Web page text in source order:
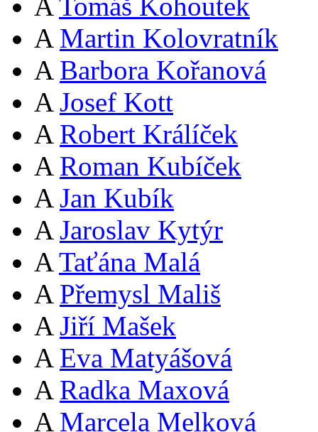
A Tomáš Kohoutek
A Martin Kolovratník
A Barbora Kořanová
A Josef Kott
A Robert Králíček
A Roman Kubíček
A Jan Kubík
A Jaroslav Kytýr
A Taťána Malá
A Přemysl Mališ
A Jiří Mašek
A Eva Matyášová
A Radka Maxová
A Marcela Melková